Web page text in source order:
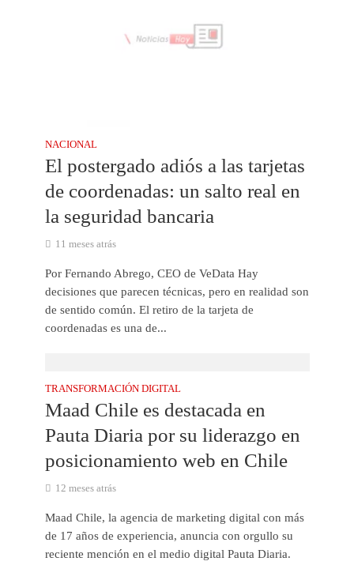
NACIONAL
El postergado adiós a las tarjetas
de coordenadas: un salto real en
la seguridad bancaria
11 meses atrás
Por Fernando Abrego, CEO de VeData Hay
decisiones que parecen técnicas, pero en realidad son
de sentido común. El retiro de la tarjeta de
coordenadas es una de...
TRANSFORMACIÓN DIGITAL
Maad Chile es destacada en
Pauta Diaria por su liderazgo en
posicionamiento web en Chile
12 meses atrás
Maad Chile, la agencia de marketing digital con más
de 17 años de experiencia, anuncia con orgullo su
reciente mención en el medio digital Pauta Diaria.